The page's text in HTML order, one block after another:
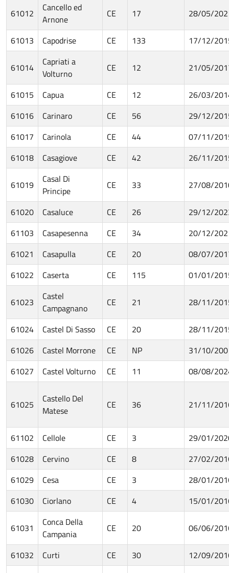
61012
Cancello ed
Arnone
CE 17 28/05/
61013 Capodrise CE 133 17/12/
61014
Capriati a
Volturno
CE 12 21/05/
61015 Capua CE 12
26/03/
61016
Carinaro CE 56
29/12/
61017
Carinola CE 44
07/11/
61018
Casagiove CE 42 26/11/
61019
Casal Di
Principe
CE 33 27/08/
61020 Casaluce CE 26
29/12/
61103
Casapesenna CE 34
20/12/
61021
Casapulla CE 20
08/07/
61022
Caserta CE 115 01/01/
61023
Castel
Campagnano
CE 21 28/11/
61024 Castel Di Sasso CE 20
28/11/
61026
Castel Morrone CE NP
31/10/
61027
Castel Volturno CE 11 08/08/
61025
Castello Del
Matese
CE 36 21/11/
61102 Cellole CE 3
29/01/
61028
Cervino CE 8
27/02/
61029
Cesa CE 3
28/01/
61030
Ciorlano CE 4 15/01/
61031
Conca Della
Campania
CE 20 06/06/
61032 Curti CE 30
12/09/